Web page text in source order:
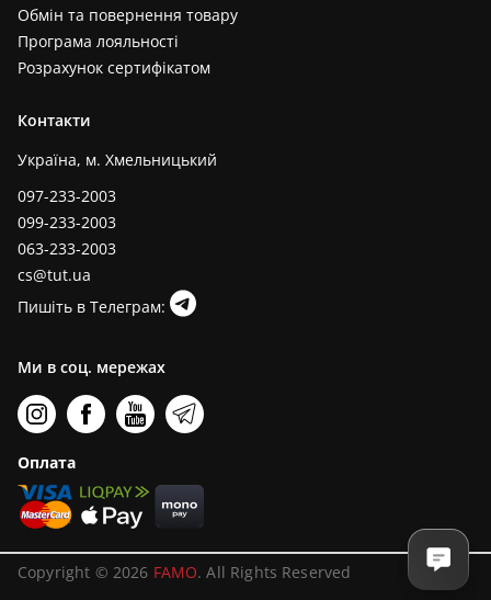
Обмін та повернення товару
Програма лояльності
Розрахунок сертифікатом
Контакти
Україна, м. Хмельницький
097-233-2003
099-233-2003
063-233-2003
cs@tut.ua
Пишіть в Телеграм:
Ми в соц. мережах
Оплата
Copyright © 2026 FAMO. All Rights Reserved